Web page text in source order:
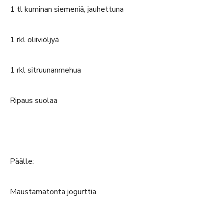
1 tl kuminan siemeniä, jauhettuna
1 rkl oliiviöljyä
1 rkl sitruunanmehua
Ripaus suolaa
Päälle:
Maustamatonta jogurttia.